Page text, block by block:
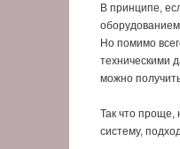
В принципе,
Но помимо
техническими
можно
Так что
систему,